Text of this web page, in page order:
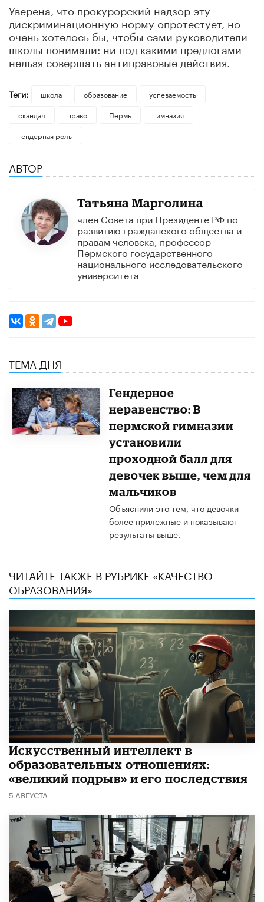
Уверена, что прокурорский надзор эту
дискриминационную норму опротестует, но
очень хотелось бы, чтобы сами руководители
школы понимали: ни под какими предлогами
нельзя совершать антиправовые действия.
Теги: школа образование
успеваемость
скандал
право Пермь
гимназия
гендерная роль
АВТОР
Татьяна Марголина
член Совета при Президенте РФ по
развитию гражданского общества и
правам человека, профессор
Пермского государственного
национального исследовательского
университета
ТЕМА ДНЯ
Гендерное
неравенство: В
пермской гимназии
установили
проходной балл для
девочек выше, чем для
мальчиков
Объяснили это тем, что девочки
более прилежные и показывают
результаты выше.
ЧИТАЙТЕ ТАКЖЕ В РУБРИКЕ «КАЧЕСТВО
ОБРАЗОВАНИЯ»
​Искусственный интеллект в
образовательных отношениях:
«великий подрыв» и его последствия
5 АВГУСТА